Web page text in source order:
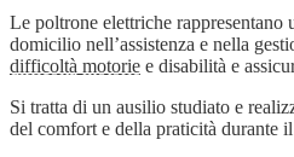
Le poltrone elettriche rappresentano
domicilio nell’assistenza e nella
difficoltà motorie e disabilità e
Si tratta di un ausilio studiato e
del comfort e della praticità durante